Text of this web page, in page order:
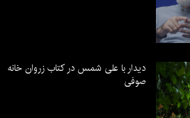
دیدار با علی شمس در کتاب زروان خانه
صوفی